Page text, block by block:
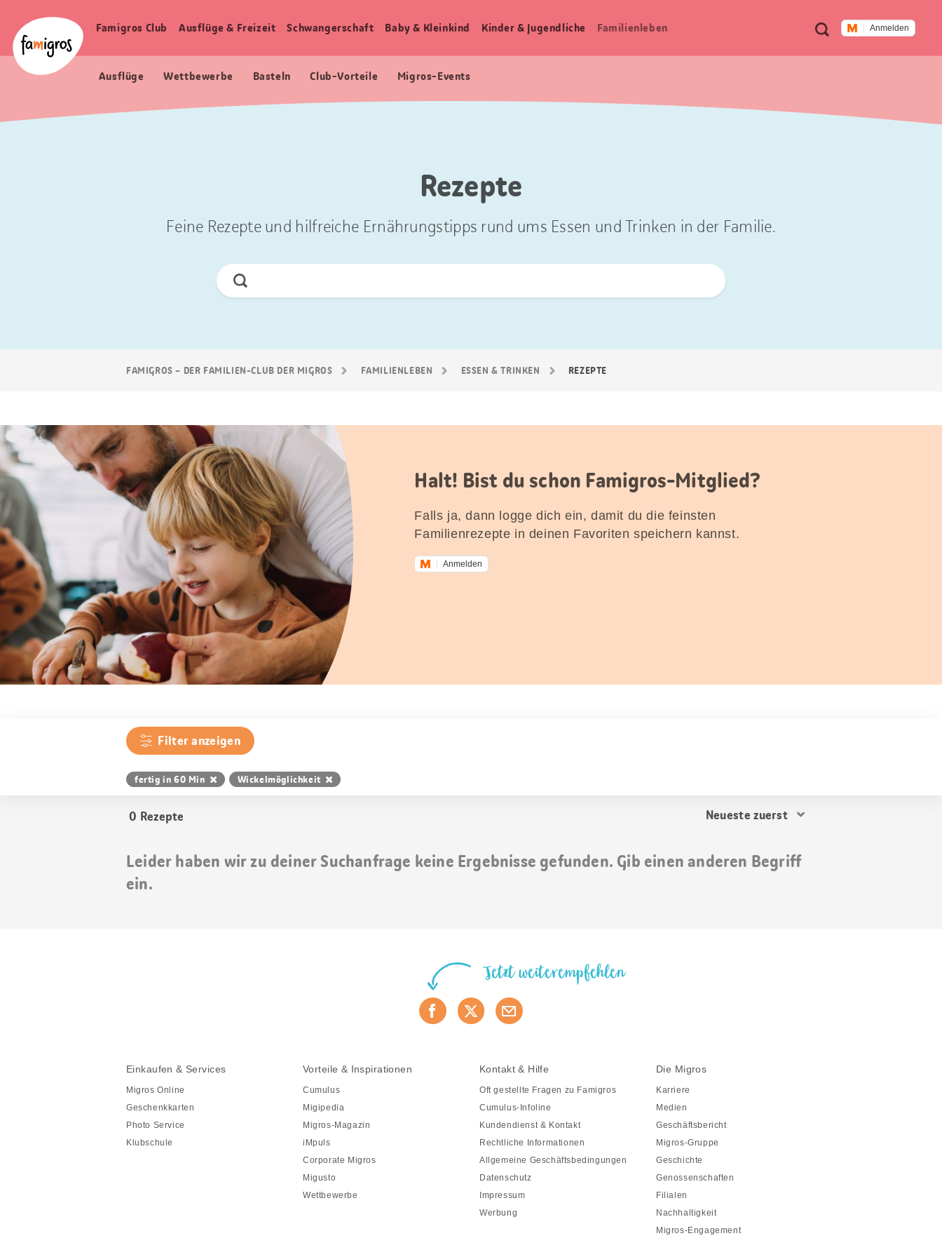
Navigation
Logo
Meta
Navigation
Suche Anmelden
Haupt
Famigros Club Ausflüge & Freizeit Schwangerschaft Baby & Kleinkind Kinder & Jugendliche Familien­leben
Ausflüge Wettbewerbe Basteln Club-Vorteile Migros-Events
Rezepte
Feine Rezepte und hilfreiche Ernährungstipps rund ums Essen und Trinken in der Familie.
Jetzt
FAMIGROS – DER FAMILIEN-CLUB DER MIGROS FAMILIEN­LEBEN ESSEN & TRINKEN REZEPTE
Halt! Bist du schon Famigros-Mitglied?
Falls ja, dann logge dich ein, damit du die feinsten
Familienrezepte in deinen Favoriten speichern kannst.
Anmelden
Filter anzeigen
fertig in 60 Min Wickelmöglichkeit
0 Rezepte
Resultat
Leider haben wir zu deiner Suchanfrage keine Ergebnisse gefunden. Gib einen anderen Begriff
ein.
Jetzt weiterempfehlen
Einkaufen & Services
Migros Online
Geschenkkarten
Photo Service
Klubschule
Vorteile & Inspirationen
Cumulus
Migipedia
Migros-Magazin
iMpuls
Corporate Migros
Migusto
Wettbewerbe
Kontakt & Hilfe
Oft gestellte Fragen zu Famigros
Cumulus-Infoline
Kundendienst & Kontakt
Rechtliche Informationen
Allgemeine Geschäftsbedingungen
Datenschutz
Impressum
Werbung
Die Migros
Karriere
Medien
Geschäftsbericht
Migros-Gruppe
Geschichte
Genossenschaften
Filialen
Nachhaltigkeit
Migros-Engagement